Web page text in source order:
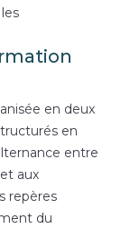
en deux
en
entre
aux
repères
du